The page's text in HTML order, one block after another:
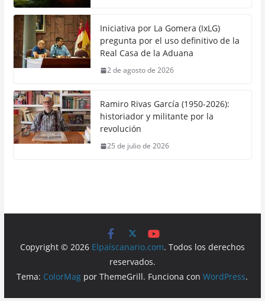
Iniciativa por La Gomera (IxLG)
pregunta por el uso definitivo de la
Real Casa de la Aduana
2 de agosto de 2026
Ramiro Rivas García (1950-2026):
historiador y militante por la
revolución
25 de julio de 2026
Copyright © 2026 Elpaíscanario.com. Todos los derechos
reservados.
Tema: ColorMag por ThemeGrill. Funciona conWordPress.